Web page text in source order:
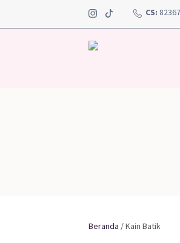
CS:
Beranda / Kain Batik